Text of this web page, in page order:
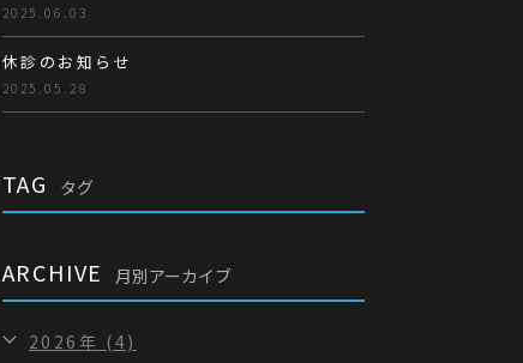
2025.06.03
休診のお知らせ
2025.05.28
TAG タグ
ARCHIVE 月別アーカイブ
2026年 (4)